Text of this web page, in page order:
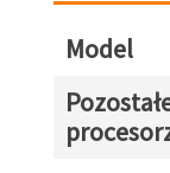
Model